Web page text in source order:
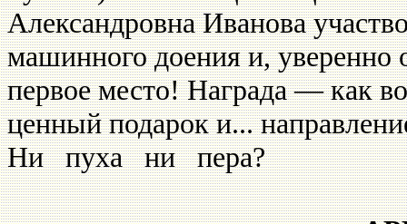
Александровна Иванова
машинного доения и, уверенно
первое место! Награда — как
ценный подарок и...
Ни пуха ни пера?